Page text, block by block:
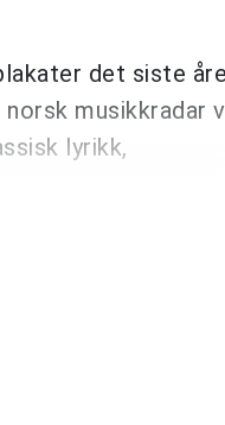
det siste
musikkradar
lyrikk,